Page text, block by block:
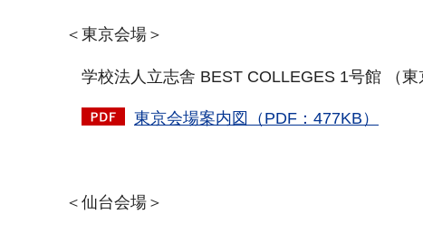
＜東京会場＞
学校法人立志舎 BEST COLLEGES 1号館 （東
東京会場案内図（PDF：477KB）
＜仙台会場＞